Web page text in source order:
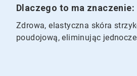
Dlaczego to ma znaczenie:
Zdrowa, elastyczna skóra
poudojową, eliminując